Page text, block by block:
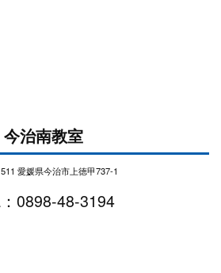
今治南教室
愛媛県今治市上徳甲737-1
0898-48-3194